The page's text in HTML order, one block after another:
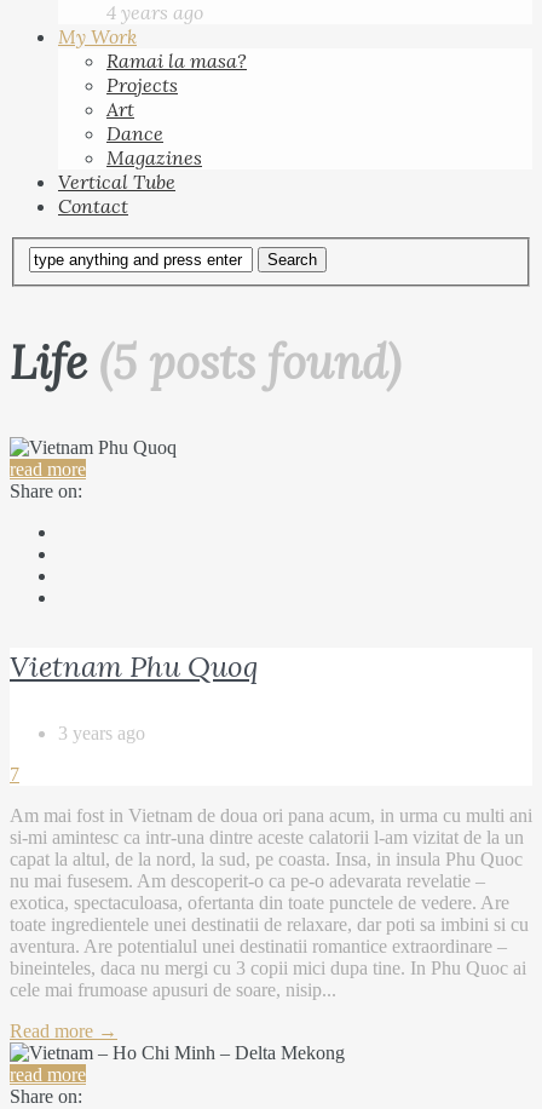
4 years ago
My Work
Ramai la masa?
Projects
Art
Dance
Magazines
Vertical Tube
Contact
Life (5 posts found)
read more
Share on:
Vietnam Phu Quoq
3 years ago
7
Am mai fost in Vietnam de doua ori pana acum, in urma cu multi ani
si-mi amintesc ca intr-una dintre aceste calatorii l-am vizitat de la un
capat la altul, de la nord, la sud, pe coasta. Insa, in insula Phu Quoc
nu mai fusesem. Am descoperit-o ca pe-o adevarata revelatie –
exotica, spectaculoasa, ofertanta din toate punctele de vedere. Are
toate ingredientele unei destinatii de relaxare, dar poti sa imbini si cu
aventura. Are potentialul unei destinatii romantice extraordinare –
bineinteles, daca nu mergi cu 3 copii mici dupa tine. In Phu Quoc ai
cele mai frumoase apusuri de soare, nisip...
Read more →
read more
Share on: